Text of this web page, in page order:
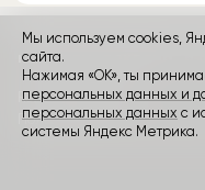
контакты
Rozetked © 2026
Пользовательское
Мы используем cookies,
сайта.
Нажимая «ОК», ты
персональных данных и
персональных данных с
системы Яндекс Метрика.